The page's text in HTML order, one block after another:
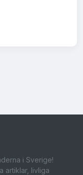
i Sverige!
artiklar, livliga